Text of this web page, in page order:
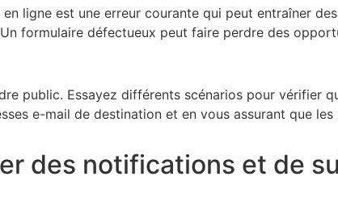
ligne est une erreur courante qui peut entraîner
formulaire défectueux peut faire perdre des
public. Essayez différents scénarios pour vérifier
e-mail de destination et en vous assurant que
des notifications et de